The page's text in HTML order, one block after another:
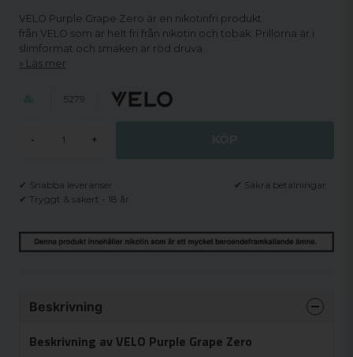
VELO Purple Grape Zero är en nikotinfri produkt
från VELO som är helt fri från nikotin och tobak. Prillorna är i
slimformat och smaken är röd druva.
Läs mer
5279
- +
✔ Snabba leveranser
✔ Säkra betalningar
✔ Tryggt & säkert - 18 år
Beskrivning
Beskrivning av VELO Purple Grape Zero